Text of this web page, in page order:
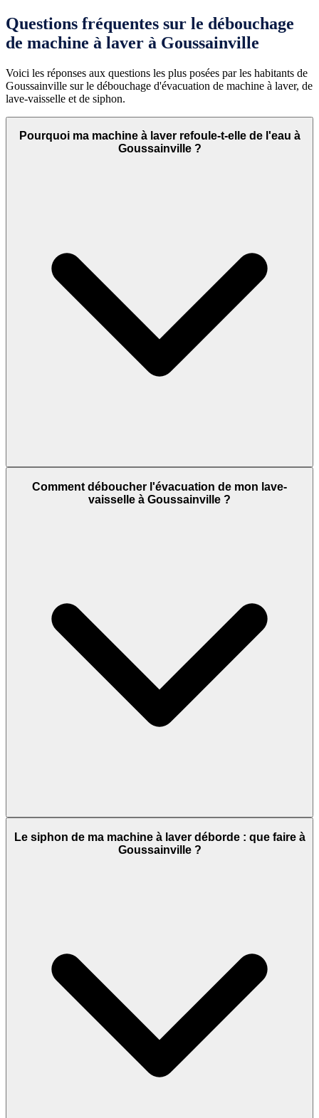
Questions fréquentes sur le débouchage
de machine à laver à Goussainville
Voici les réponses aux questions les plus posées par les habitants de
Goussainville sur le débouchage d'évacuation de machine à laver, de
lave-vaisselle et de siphon.
Pourquoi ma machine à laver refoule-t-elle de l'eau à
Goussainville ?
Comment déboucher l'évacuation de mon lave-
vaisselle à Goussainville ?
Le siphon de ma machine à laver déborde : que faire à
Goussainville ?